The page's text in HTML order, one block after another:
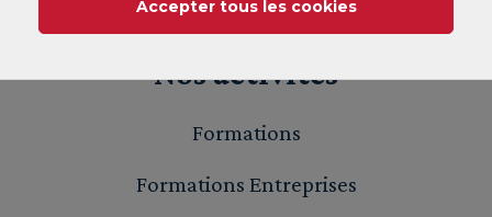
Nos activités
Formations
Formations Entreprises
Accepter tous les cookies